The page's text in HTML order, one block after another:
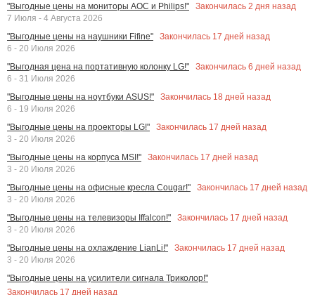
"Выгодные цены на мониторы AOC и Philips!"
Закончилась 2 дня назад
7 Июля - 4 Августа 2026
"Выгодные цены на наушники Fifine"
Закончилась 17 дней назад
6 - 20 Июля 2026
"Выгодная цена на портативную колонку LG!"
Закончилась 6 дней назад
6 - 31 Июля 2026
"Выгодные цены на ноутбуки ASUS!"
Закончилась 18 дней назад
6 - 19 Июля 2026
"Выгодные цены на проекторы LG!"
Закончилась 17 дней назад
3 - 20 Июля 2026
"Выгодные цены на корпуса MSI!"
Закончилась 17 дней назад
3 - 20 Июля 2026
"Выгодные цены на офисные кресла Cougar!"
Закончилась 17 дней назад
3 - 20 Июля 2026
"Выгодные цены на телевизоры Iffalcon!"
Закончилась 17 дней назад
3 - 20 Июля 2026
"Выгодные цены на охлаждение LianLi!"
Закончилась 17 дней назад
3 - 20 Июля 2026
"Выгодные цены на усилители сигнала Триколор!"
Закончилась 17 дней назад